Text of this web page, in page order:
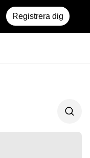
Registrera dig